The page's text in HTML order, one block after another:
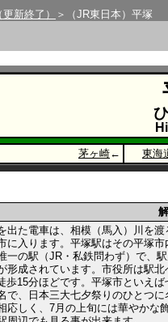
新終了） ＞（JR東日本）平塚
茅ヶ崎← 東海
出た電車は、相模（馬入）川を渡
に入ります。平塚駅はその平塚市
一の駅（JR・私鉄問わず）で、
形成されています。市役所は駅北
歩15分ほどです。平塚市といえば
で、日本三大七夕祭りのひとつに
応しく、7月の上旬には華やかな